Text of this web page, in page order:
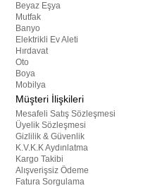
Beyaz Eşya
Mutfak
Banyo
Elektrikli Ev Aleti
Hırdavat
Oto
Boya
Mobilya
Müşteri İlişkileri
Mesafeli Satış Sözleşmesi
Üyelik Sözleşmesi
Gizlilik & Güvenlik
K.V.K.K Aydınlatma
Kargo Takibi
Alışverişsiz Ödeme
Fatura Sorgulama